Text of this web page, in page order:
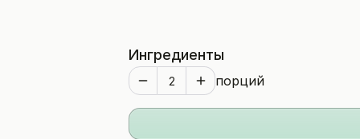
Ингредиенты
порций